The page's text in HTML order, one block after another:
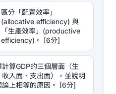
區分「配置效率」
(allocative efficiency) 與
「生產效率」(productive
efficiency)。 [6分]
計算GDP的三個層面（生
收入面、支出面），並說明
論上相等的原因。 [6分]